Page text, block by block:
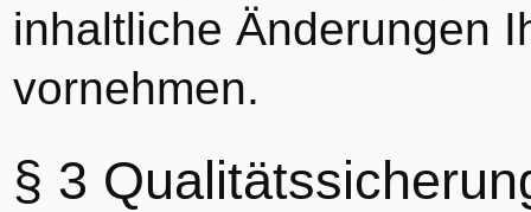
inhaltliche Änderungen
vornehmen.